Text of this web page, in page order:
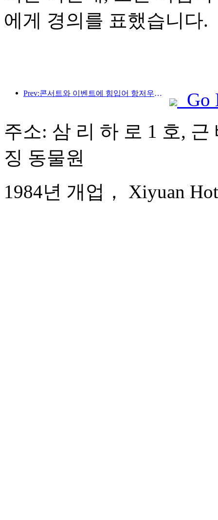
에게 경의를 표했습니다.
Prev:콘서트와 이벤트에 힘입어 항저우의 호텔 실적은 3월에도 계속 상승할 것으로 예상된다.
Go
주소: 삼 리 하 로 1 호,
징 동물원
1984년 개업， Xiyuan